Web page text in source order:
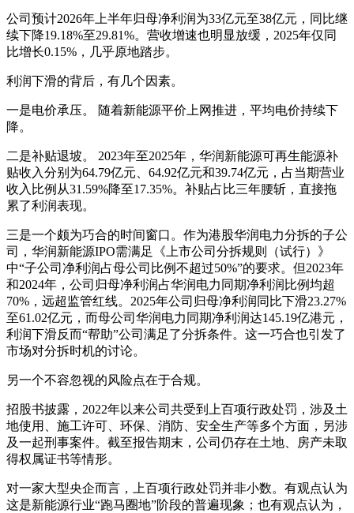
公司预计2026年上半年归母净利润为33亿元至38亿元，同比继
续下降19.18%至29.81%。营收增速也明显放缓，2025年仅同
比增长0.15%，几乎原地踏步。
利润下滑的背后，有几个因素。
一是电价承压。 随着新能源平价上网推进，平均电价持续下
降。
二是补贴退坡。 2023年至2025年，华润新能源可再生能源补
贴收入分别为64.79亿元、64.92亿元和39.74亿元，占当期营业
收入比例从31.59%降至17.35%。补贴占比三年腰斩，直接拖
累了利润表现。
三是一个颇为巧合的时间窗口。作为港股华润电力分拆的子公
司，华润新能源IPO需满足《上市公司分拆规则（试行）》
中“子公司净利润占母公司比例不超过50%”的要求。但2023年
和2024年，公司归母净利润占华润电力同期净利润比例均超
70%，远超监管红线。2025年公司归母净利润同比下滑23.27%
至61.02亿元，而母公司华润电力同期净利润达145.19亿港元，
利润下滑反而“帮助”公司满足了分拆条件。这一巧合也引发了
市场对分拆时机的讨论。
另一个不容忽视的风险点在于合规。
招股书披露，2022年以来公司共受到上百项行政处罚，涉及土
地使用、施工许可、环保、消防、安全生产等多个方面，另涉
及一起刑事案件。截至报告期末，公司仍存在土地、房产未取
得权属证书等情形。
对一家大型央企而言，上百项行政处罚并非小数。有观点认为
这是新能源行业“跑马圈地”阶段的普遍现象；也有观点认为，